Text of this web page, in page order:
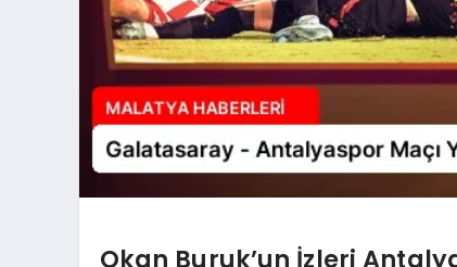
Okan Buruk’un İzleri